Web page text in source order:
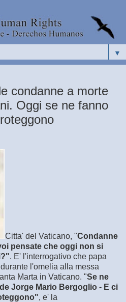
▼
condanne a morte
Oggi se ne fanno
Citta' del Vaticano, "Condanne
pensate che oggi non si
. E' l'interrogativo che papa
l'omelia alla messa
Marta in Vaticano. "Se ne
Jorge Mario Bergoglio - E ci
, e' la